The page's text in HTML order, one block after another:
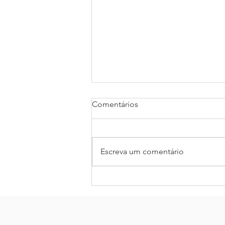
Comentários
Escreva um comentário